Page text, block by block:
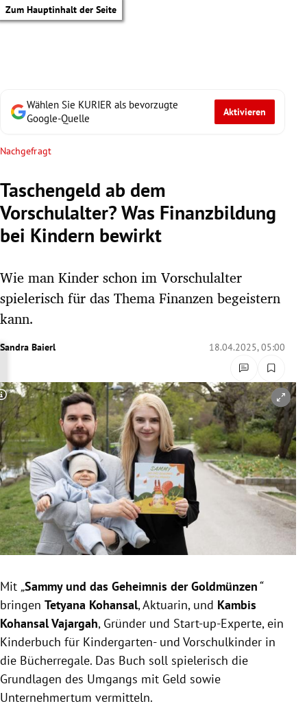
Zum Hauptinhalt der Seite
Untermenü
Untermenü
Untermenü
Untermenü
Untermenü
Untermenü
Untermenü
Untermenü
Untermenü
Wählen Sie KURIER als bevorzugte
Google-Quelle
Aktivieren
Nachgefragt
Taschengeld ab dem
Vorschulalter? Was Finanzbildung
bei Kindern bewirkt
Wie man Kinder schon im Vorschulalter
spielerisch für das Thema Finanzen begeistern
kann.
Sandra Baierl 18.04.2025, 05:00
Copyright-Hinweis öffnen/schließen
Mit „Sammy und das Geheimnis der Goldmünzen“
bringen Tetyana Kohansal, Aktuarin, und Kambis
Kohansal Vajargah, Gründer und Start-up-Experte, ein
Kinderbuch für Kindergarten- und Vorschulkinder in
die Bücherregale. Das Buch soll spielerisch die
Grundlagen des Umgangs mit Geld sowie
Unternehmertum vermitteln.